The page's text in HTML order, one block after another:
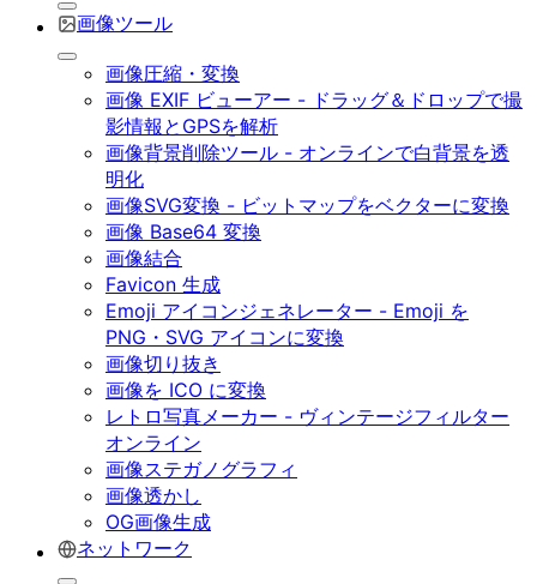
画像ツール
画像圧縮・変換
画像 EXIF ビューアー - ドラッグ＆ドロップで撮
影情報とGPSを解析
画像背景削除ツール - オンラインで白背景を透
明化
画像SVG変換 - ビットマップをベクターに変換
画像 Base64 変換
画像結合
Favicon 生成
Emoji アイコンジェネレーター - Emoji を
PNG・SVG アイコンに変換
画像切り抜き
画像を ICO に変換
レトロ写真メーカー - ヴィンテージフィルター
オンライン
画像ステガノグラフィ
画像透かし
OG画像生成
ネットワーク